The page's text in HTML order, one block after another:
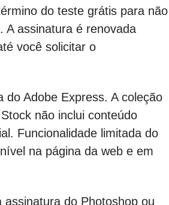
do teste grátis para não
A assinatura é renovada
você solicitar o
do Adobe Express. A coleção
não inclui conteúdo
Funcionalidade limitada do
na página da web e em
assinatura do Photoshop ou